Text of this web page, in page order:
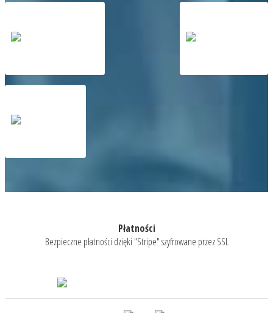
Płatności
Bezpieczne płatności dzięki "Stripe" szyfrowane przez SSL